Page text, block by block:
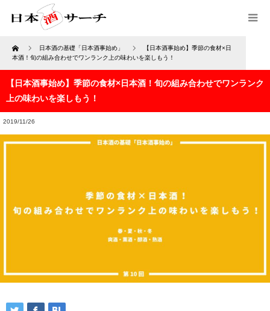
Home 日本酒の基礎「日本酒事始め」
【日本酒事始め】季節の食材×日
本酒！旬の組み合わせでワンランク上の味わいを楽しもう！
【日本酒事始め】季節の食材×日本酒！旬の組み合わせでワンランク
上の味わいを楽しもう！
2019/11/26